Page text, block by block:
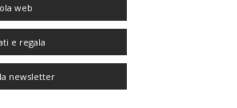
web
e regala
newsletter